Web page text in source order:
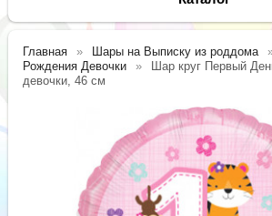
Главная Шары на Выписку из роддома
Рождения Девочки
Шар круг Первый
девочки, 46 см